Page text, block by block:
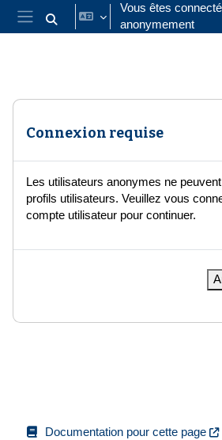
Passer au contenu principal
Panneau latéral
Activer/désactiver la saisie de
Vous êtes connecté
anonymement
Connexion requise
Les utilisateurs anonymes ne
profils utilisateurs. Veuillez vous
compte utilisateur pour continuer.
Documentation pour cette page